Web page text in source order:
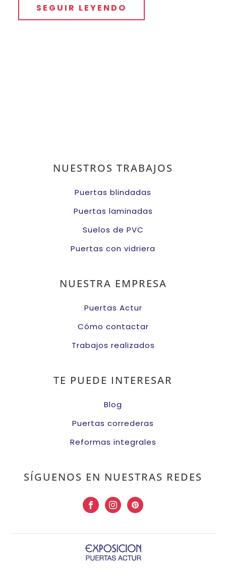
SEGUIR LEYENDO
NUESTROS TRABAJOS
Puertas blindadas
Puertas laminadas
Suelos de PVC
Puertas con vidriera
NUESTRA EMPRESA
Puertas Actur
Cómo contactar
Trabajos realizados
TE PUEDE INTERESAR
Blog
Puertas correderas
Reformas integrales
SÍGUENOS EN NUESTRAS REDES